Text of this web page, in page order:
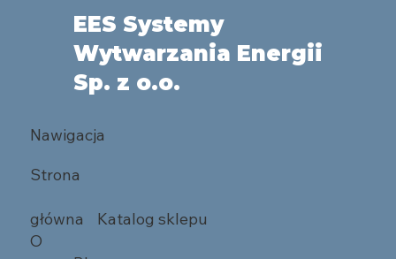
EES Systemy
Wytwarzania Energii
Sp. z o.o.
Nawigacja
Strona
główna
Katalog sklepu
O